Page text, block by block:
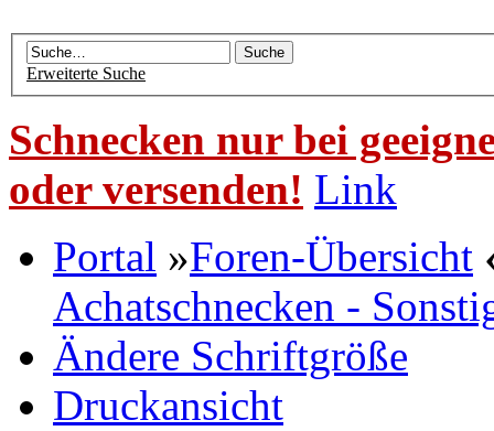
Erweiterte Suche
Schnecken nur bei
oder versenden! Link
Portal »Foren-Übersicht
Achatschnecken -
Ändere Schriftgröße
Druckansicht